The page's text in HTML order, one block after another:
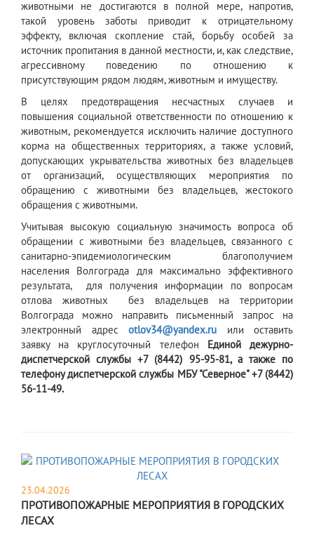
животными не достигаются в полной мере, напротив,
такой уровень заботы приводит к отрицательному
эффекту, включая скопление стай, борьбу особей за
источник пропитания в данной местности, и, как следствие,
агрессивному поведению по отношению к
присутствующим рядом людям, животным и имуществу.
В целях предотвращения несчастных случаев и
повышения социальной ответственности по отношению к
животным, рекомендуется исключить наличие доступного
корма на общественных территориях, а также условий,
допускающих укрывательства животных без владельцев
от организаций, осуществляющих мероприятия по
обращению с животными без владельцев, жестокого
обращения с животными.
Учитывая высокую социальную значимость вопроса об
обращении с животными без владельцев, связанного с
санитарно-эпидемиологическим благополучием
населения Волгограда для максимально эффективного
результата, для получения информации по вопросам
отлова животных без владельцев на территории
Волгограда можно направить письменный запрос на
электронный адрес otlov34@yandex.ru или оставить
заявку на круглосуточный телефон Единой дежурно-
диспетчерской службы +7 (8442) 95-95-81, а также по
телефону диспетчерской службы МБУ "Северное" +7 (8442)
56-11-49.
23.04.2026
ПРОТИВОПОЖАРНЫЕ МЕРОПРИЯТИЯ В ГОРОДСКИХ
ЛЕСАХ